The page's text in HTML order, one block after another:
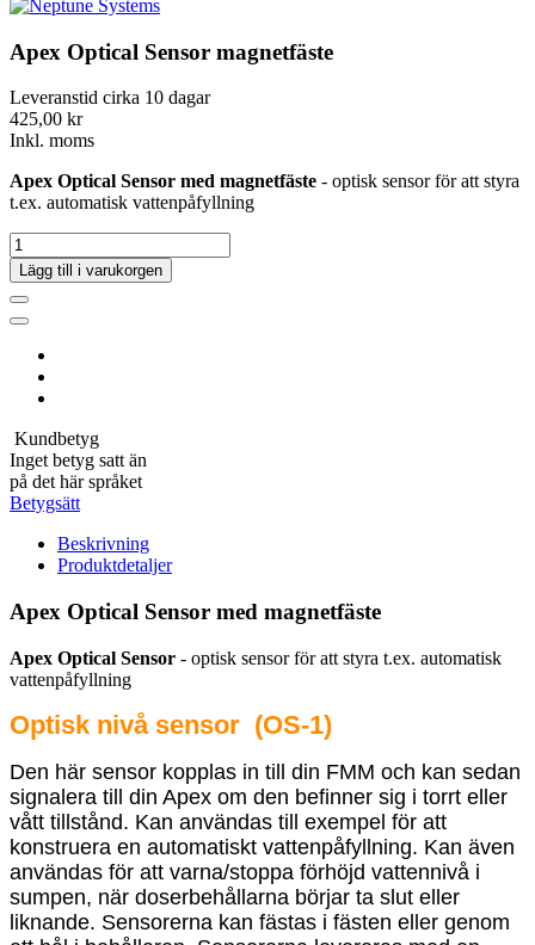
Apex Optical Sensor magnetfäste
Leveranstid cirka 10 dagar
425,00 kr
Inkl. moms
Apex Optical Sensor med magnetfäste - optisk sensor för att styra
t.ex. automatisk vattenpåfyllning
Lägg till i varukorgen
Kundbetyg
Inget betyg satt än
på det här språket
Betygsätt
Beskrivning
Produktdetaljer
Apex Optical Sensor med magnetfäste
Apex Optical Sensor - optisk sensor för att styra t.ex. automatisk
vattenpåfyllning
Optisk nivå sensor (OS-1)
Den här sensor kopplas in till din FMM och kan sedan
signalera till din Apex om den befinner sig i torrt eller
vått tillstånd. Kan användas till exempel för att
konstruera en automatiskt vattenpåfyllning. Kan även
användas för att varna/stoppa förhöjd vattennivå i
sumpen, när doserbehållarna börjar ta slut eller
liknande. Sensorerna kan fästas i fästen eller genom